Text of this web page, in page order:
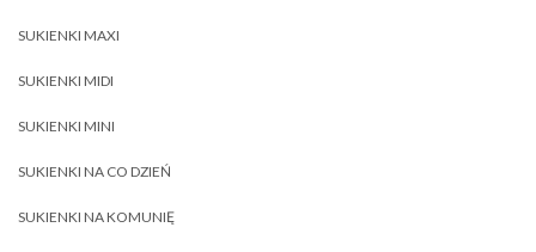
SUKIENKI MAXI
SUKIENKI MIDI
SUKIENKI MINI
SUKIENKI NA CO DZIEŃ
SUKIENKI NA KOMUNIĘ